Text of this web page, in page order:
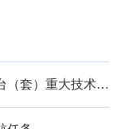
• 中国铁设自主研发“空巡一号”获国内首台（套）重大技术装备认定